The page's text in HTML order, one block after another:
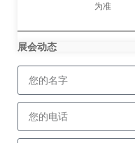
为准
展会动态